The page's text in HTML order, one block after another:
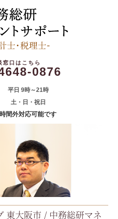
0876
平日 9時～21時
土・日・祝日
間外対応可能です
東大阪市 / 中務総研マネ